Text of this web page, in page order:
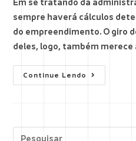
sempre haverá cálculos
do empreendimento. O giro
deles, logo, também
Continue Lendo